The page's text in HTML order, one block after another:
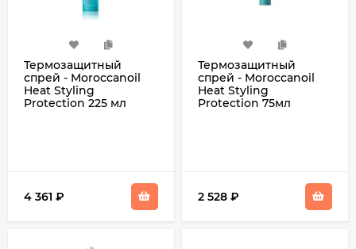
Термозащитный
спрей - Moroccanoil
Heat Styling
Protection 225 мл
4 361 ₽
Термозащитный
спрей - Moroccanoil
Heat Styling
Protection 75мл
2 528 ₽